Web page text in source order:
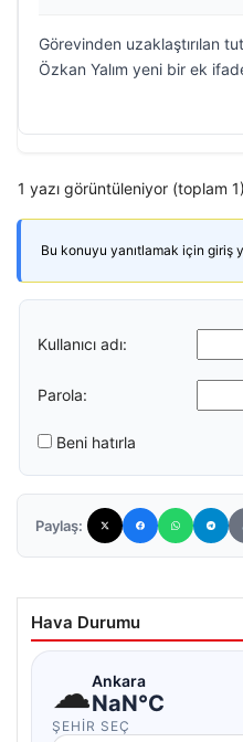
Görevinden uzaklaştırılan
Özkan Yalım yeni bir ek
1 yazı görüntüleniyor (toplam 1)
Bu konuyu yanıtlamak için giriş
Kullanıcı adı:
Parola:
Beni hatırla
Paylaş:
Hava Durumu
☁Ankara
NaN°C
ŞEHIR SEÇ